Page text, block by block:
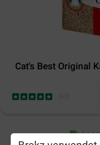
Cat's Best Original
2-4